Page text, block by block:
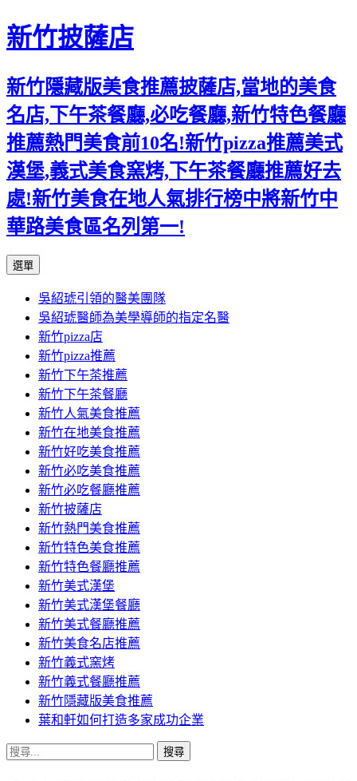
新竹披薩店
新竹隱藏版美食推薦披薩店,當地的美食
名店,下午茶餐廳,必吃餐廳,新竹特色餐廳
推薦熱門美食前10名!新竹pizza推薦美式
漢堡,義式美食窯烤,下午茶餐廳推薦好去
處!新竹美食在地人氣排行榜中將新竹中
華路美食區名列第一!
選單
主
要
內
容
吳紹琥引領的醫美團隊
吳紹琥醫師為美學導師的指定名醫
新竹pizza店
新竹pizza推薦
新竹下午茶推薦
新竹下午茶餐廳
新竹人氣美食推薦
新竹在地美食推薦
新竹好吃美食推薦
新竹必吃美食推薦
新竹必吃餐廳推薦
新竹披薩店
新竹熱門美食推薦
新竹特色美食推薦
新竹特色餐廳推薦
新竹美式漢堡
新竹美式漢堡餐廳
新竹美式餐廳推薦
新竹美食名店推薦
新竹義式窯烤
新竹義式餐廳推薦
新竹隱藏版美食推薦
葉和軒如何打造多家成功企業
搜